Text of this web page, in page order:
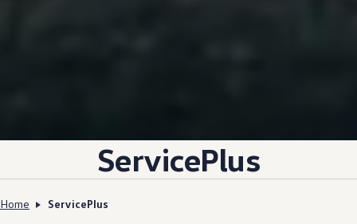
ServicePlus
Home ServicePlus